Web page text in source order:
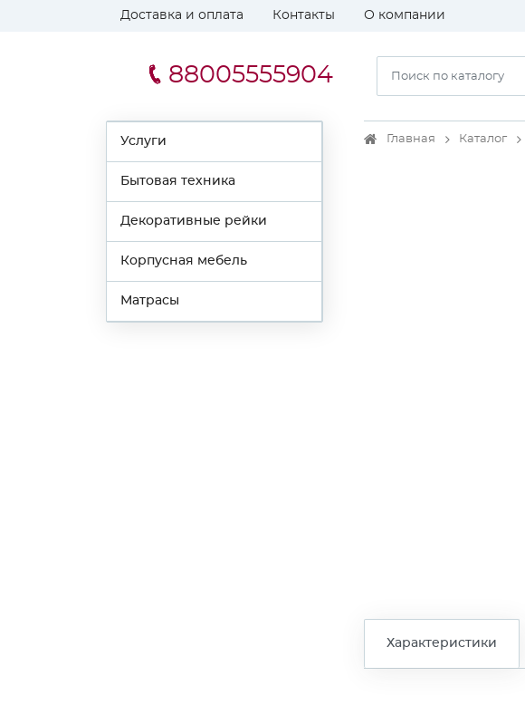
Доставка и оплата Контакты О компании
88005555904
Услуги
Бытовая техника
Декоративные рейки
Корпусная мебель
Матрасы
Главная Каталог
Характеристики